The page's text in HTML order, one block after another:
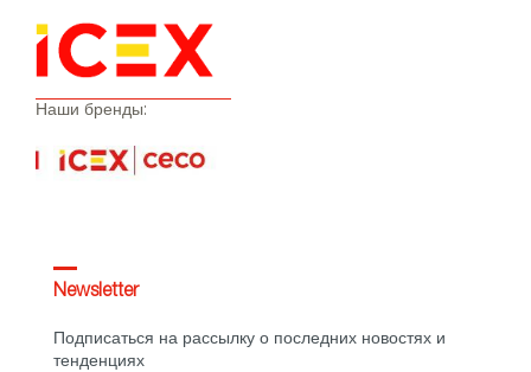
Наши бренды:
Newsletter
Подписаться на рассылку о последних новостях и
тенденциях